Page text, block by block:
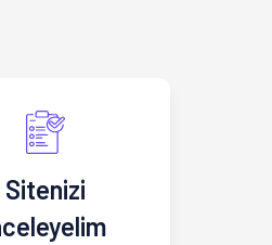
Sitenizi